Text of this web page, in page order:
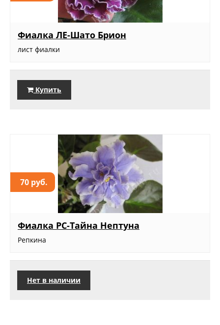
Фиалка ЛЕ-Шато Брион
лист фиалки
Купить
70 руб.
Фиалка РС-Тайна Нептуна
Репкина
Нет в наличии